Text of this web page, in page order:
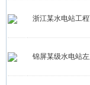
浙江某水电站工
锦屏某级水电站